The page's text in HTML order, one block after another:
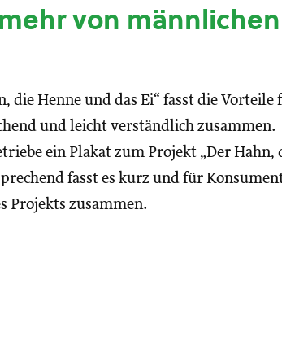
von männlichen
die Henne und das Ei“ fasst die Vorteile
und leicht verständlich zusammen.
ein Plakat zum Projekt „Der Hahn,
fasst es kurz und für
Projekts zusammen.